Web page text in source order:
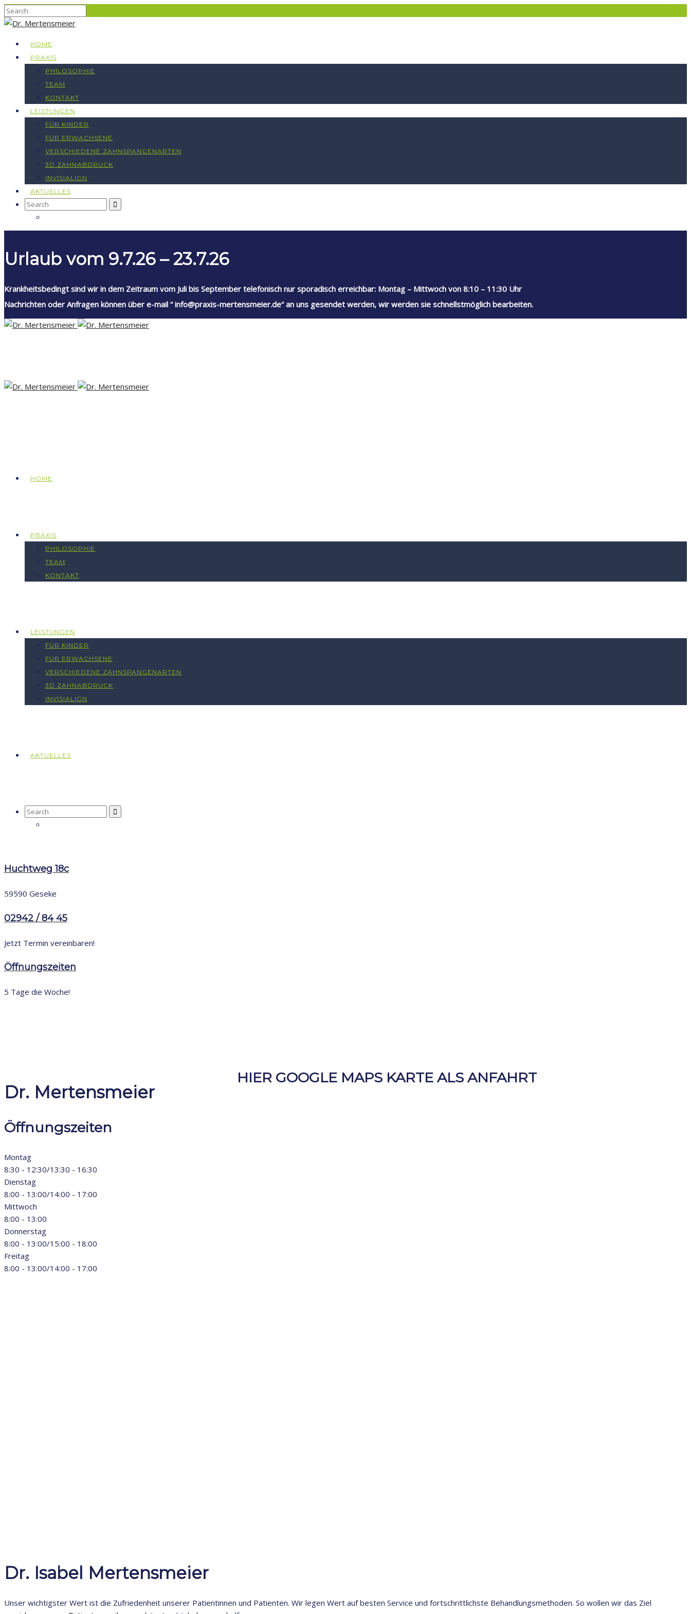
HOME
PRAXIS
PHILOSOPHIE
TEAM
KONTAKT
LEISTUNGEN
FÜR KINDER
FÜR ERWACHSENE
VERSCHIEDENE ZAHNSPANGENARTEN
3D ZAHNABDRUCK
INVISIALIGN
AKTUELLES
Search
Urlaub vom 9.7.26 – 23.7.26
Krankheitsbedingt sind wir in dem Zeitraum vom Juli bis September telefonisch nur sporadisch erreichbar: Montag – Mittwoch von 8:10 – 11:30 Uhr
Nachrichten oder Anfragen können über e-mail “ info@praxis-mertensmeier.de“ an uns gesendet werden, wir werden sie schnellstmöglich bearbeiten.
HOME
PRAXIS
PHILOSOPHIE
TEAM
KONTAKT
LEISTUNGEN
FÜR KINDER
FÜR ERWACHSENE
VERSCHIEDENE ZAHNSPANGENARTEN
3D ZAHNABDRUCK
INVISIALIGN
AKTUELLES
Search
Huchtweg 18c
59590 Geseke
02942 / 84 45
Jetzt Termin vereinbaren!
Öffnungszeiten
5 Tage die Woche!
Dr. Mertensmeier
Öffnungszeiten
Montag
8:30 - 12:30/13:30 - 16:30
Dienstag
8:00 - 13:00/14:00 - 17:00
Mittwoch
8:00 - 13:00
Donnerstag
8:00 - 13:00/15:00 - 18:00
Freitag
8:00 - 13:00/14:00 - 17:00
HIER GOOGLE MAPS KARTE ALS ANFAHRT
Dr. Isabel Mertensmeier
Unser wichtigster Wert ist die Zufriedenheit unserer Patientinnen und Patienten. Wir legen Wert auf besten Service und fortschrittlichste Behandlungsmethoden. So wollen wir das Ziel